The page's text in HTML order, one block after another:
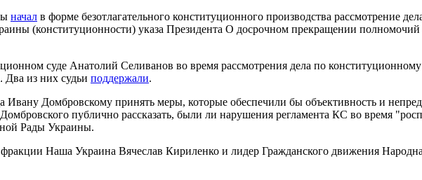
начал в форме безотлагательного конституционного производства рассмотрение
(конституционности) указа Президента О досрочном прекращении
суде Анатолий Селиванов во время рассмотрения дела по
Два из них судьи поддержали.
Домбровскому принять меры, которые обеспечили бы объективность и
Домбровского публично рассказать, были ли нарушения регламента КС во время
Рады Украины.
Наша Украина Вячеслав Кириленко и лидер Гражданского движения